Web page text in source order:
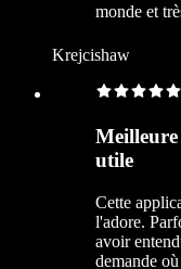
monde et
Krejcishaw
utile
Cette
l'adore.
avoir
demande